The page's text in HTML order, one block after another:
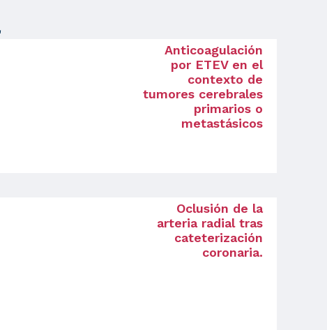
Anticoagulación
por ETEV en el
contexto de
tumores cerebrales
primarios o
metastásicos
Oclusión de la
arteria radial tras
cateterización
coronaria.